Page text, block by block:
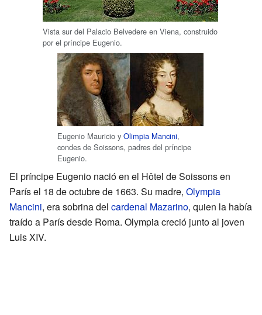
Vista sur del Palacio Belvedere en Viena, construido
por el príncipe Eugenio.
Eugenio Mauricio y Olimpia Mancini,
condes de Soissons, padres del príncipe
Eugenio.
El príncipe Eugenio nació en el Hôtel de Soissons en
París el 18 de octubre de 1663. Su madre, Olympia
Mancini, era sobrina del cardenal Mazarino, quien la había
traído a París desde Roma. Olympia creció junto al joven
Luis XIV.